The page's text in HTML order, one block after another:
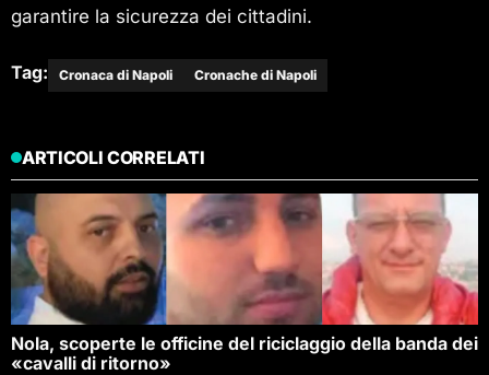
garantire la sicurezza dei cittadini.
Tag: Cronaca di Napoli Cronache di Napoli
ARTICOLI CORRELATI
Nola, scoperte le officine del riciclaggio della banda dei
«cavalli di ritorno»